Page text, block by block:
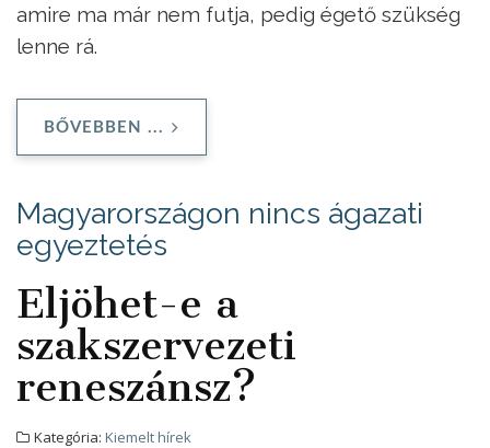
amire ma már nem futja, pedig égető szükség
lenne rá.
BŐVEBBEN ...
Magyarországon nincs ágazati
egyeztetés
Eljöhet-e a
szakszervezeti
reneszánsz?
Kategória: Kiemelt hírek